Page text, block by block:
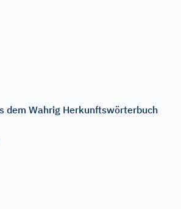
dem Wahrig Herkunftswörterbuch